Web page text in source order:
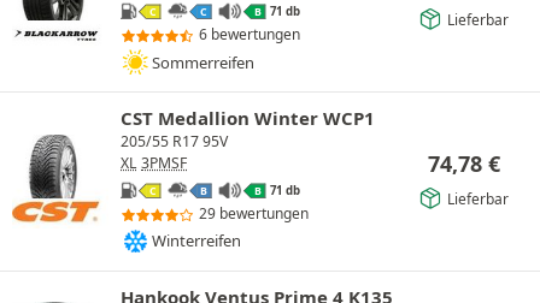
C C B 71 db
6 bewertungen
Sommerreifen
Lieferbar
CST Medallion Winter WCP1
205/55 R17 95V
XL 3PMSF
C B B 71 db
29 bewertungen
Winterreifen
74,78 €
Lieferbar
Hankook Ventus Prime 4 K135